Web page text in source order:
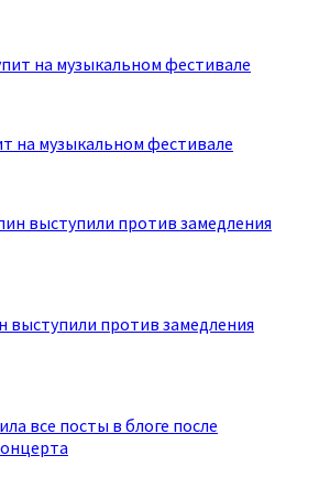
на музыкальном фестивале
выступили против замедления